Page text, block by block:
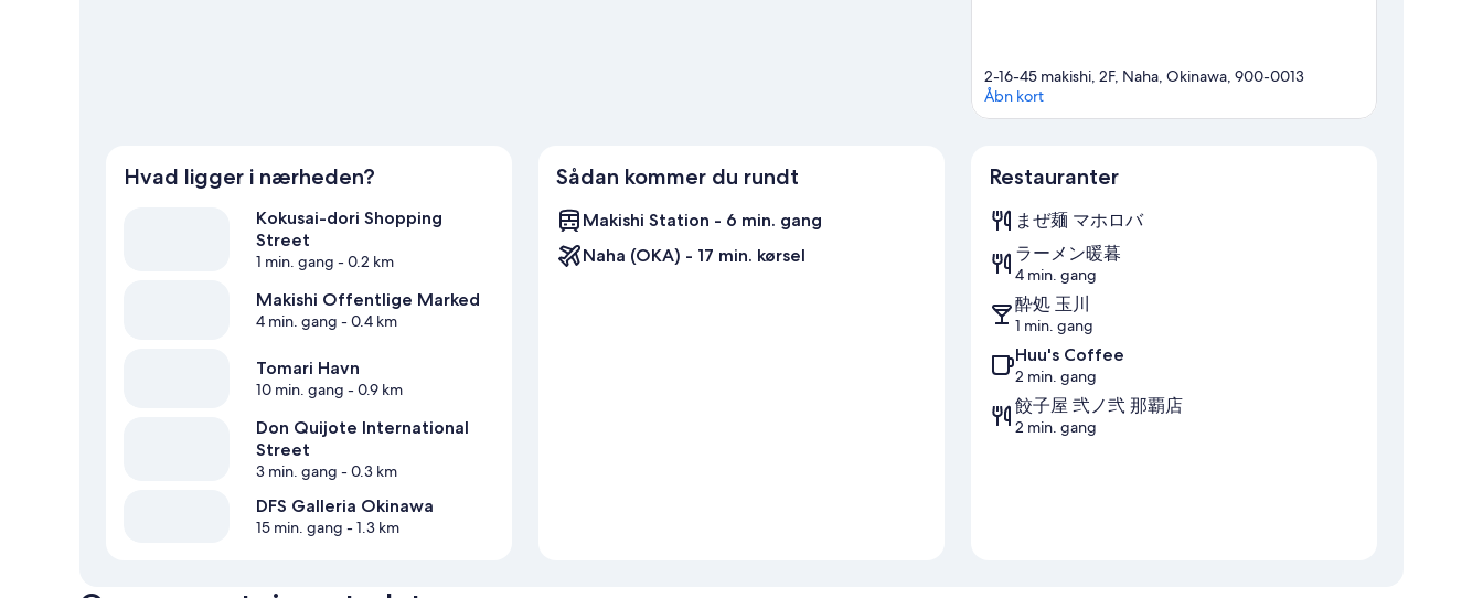
2-16-45 makishi, 2F, Naha, Okinawa, 900-0013
Åbn kort
Hvad ligger i nærheden?
Kokusai-dori Shopping
Street
1 min. gang - 0.2 km
Makishi Offentlige Marked
4 min. gang - 0.4 km
Tomari Havn
10 min. gang - 0.9 km
Don Quijote International
Street
3 min. gang - 0.3 km
DFS Galleria Okinawa
15 min. gang - 1.3 km
Sådan kommer du rundt
Makishi Station - 6 min. gang
Naha (OKA) - 17 min. kørsel
Restauranter
まぜ麺 マホロバ
ラーメン暖暮
4 min. gang
酔処 玉川
1 min. gang
Huu's Coffee
2 min. gang
餃子屋 弐ノ弐 那覇店
2 min. gang